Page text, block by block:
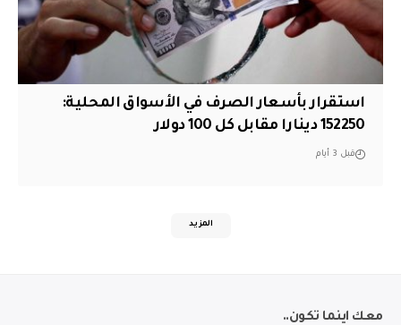
استقرار بأسعار الصرف في الأسواق المحلية:
152250 دينارا مقابل كل 100 دولار
قبل 3 أيام
المزيد
معك اينما تكون..